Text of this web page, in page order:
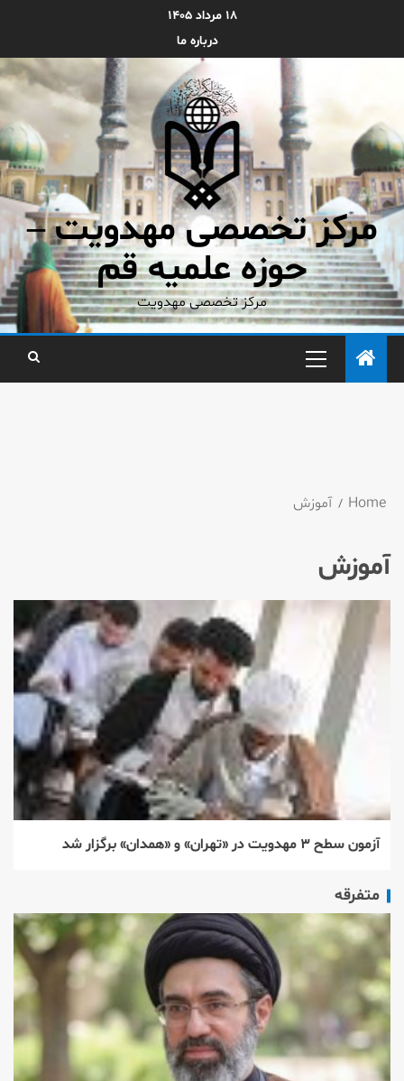
۱۸ مرداد ۱۴۰۵
درباره ما
مرکز تخصصی مهدویت –
حوزه علمیه قم
مرکز تخصصی مهدویت
Home آموزش
آموزش
آزمون سطح ۳ مهدویت در «تهران» و «همدان» برگزار شد
متفرقه